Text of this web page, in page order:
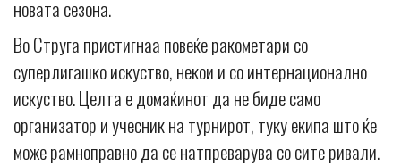
новата сезона.
Во Струга пристигнаа повеќе ракометари со
суперлигашко искуство, некои и со интернационално
искуство. Целта е домаќинот да не биде само
организатор и учесник на турнирот, туку екипа што ќе
може рамноправно да се натпреварува со сите ривали.